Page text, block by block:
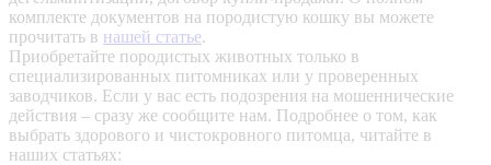
комплекте документов на породистую кошку вы можете
прочитать в нашей статье.
Приобретайте породистых животных только в
специализированных питомниках или у проверенных
заводчиков. Если у вас есть подозрения на мошеннические
действия – сразу же сообщите нам. Подробнее о том, как
выбрать здорового и чистокровного питомца, читайте в
наших статьях: